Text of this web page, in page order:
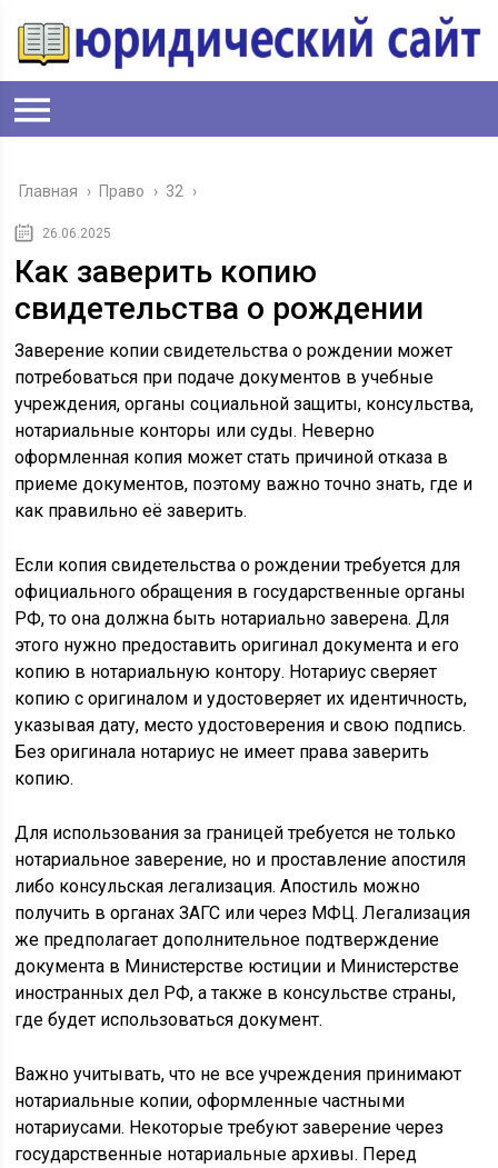
Главная › Право › 32 ›
26.06.2025
Как заверить копию
свидетельства о рождении
Заверение копии свидетельства о рождении может
потребоваться при подаче документов в учебные
учреждения, органы социальной защиты, консульства,
нотариальные конторы или суды. Неверно
оформленная копия может стать причиной отказа в
приеме документов, поэтому важно точно знать, где и
как правильно её заверить.
Если копия свидетельства о рождении требуется для
официального обращения в государственные органы
РФ, то она должна быть нотариально заверена. Для
этого нужно предоставить оригинал документа и его
копию в нотариальную контору. Нотариус сверяет
копию с оригиналом и удостоверяет их идентичность,
указывая дату, место удостоверения и свою подпись.
Без оригинала нотариус не имеет права заверить
копию.
Для использования за границей требуется не только
нотариальное заверение, но и проставление апостиля
либо консульская легализация. Апостиль можно
получить в органах ЗАГС или через МФЦ. Легализация
же предполагает дополнительное подтверждение
документа в Министерстве юстиции и Министерстве
иностранных дел РФ, а также в консульстве страны,
где будет использоваться документ.
Важно учитывать, что не все учреждения принимают
нотариальные копии, оформленные частными
нотариусами. Некоторые требуют заверение через
государственные нотариальные архивы. Перед